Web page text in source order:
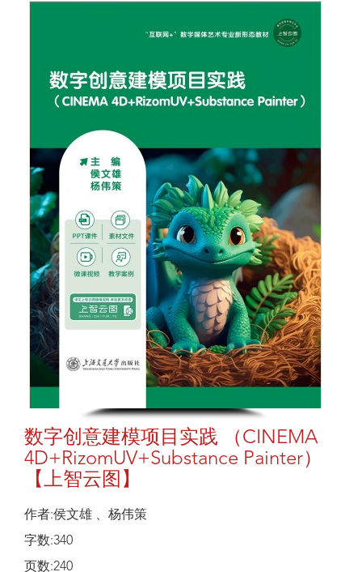
数字创意建模项目实践 （CINEMA
4D+RizomUV+Substance Painter）
【上智云图】
作者:侯文雄 、杨伟策
字数:340
页数:240